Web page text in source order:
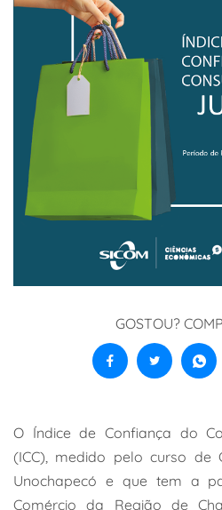
GOSTOU?
O Índice de Confiança do
(ICC), medido pelo curso de
Unochapecó e que tem a
Comércio da Região de